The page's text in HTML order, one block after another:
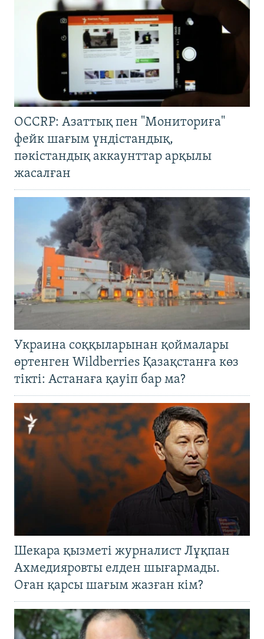
OCCRP: Азаттық пен "Мониториға"
фейк шағым үндістандық,
пәкістандық аккаунттар арқылы
жасалған
Украина соққыларынан қоймалары
өртенген Wildberries Қазақстанға көз
тікті: Астанаға қауіп бар ма?
Шекара қызметі журналист Лұқпан
Ахмедияровты елден шығармады.
Оған қарсы шағым жазған кім?